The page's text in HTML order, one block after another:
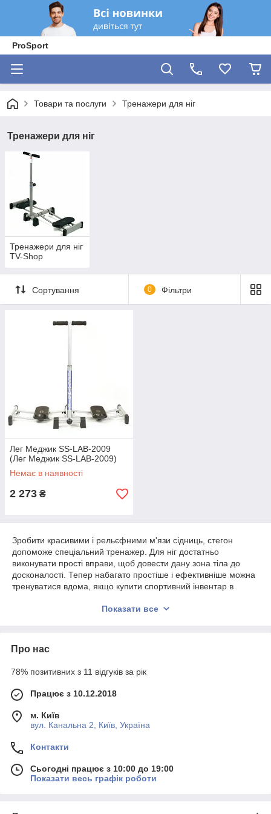
ProSport
Товари та послуги Тренажери для ніг
Тренажери для ніг
Тренажери для ніг
TV-Shop
Сортування 0 Фільтри
Лег Меджик SS-LAB-2009
(Лег Меджик SS-LAB-2009)
Немає в наявності
2 273 ₴
Зробити красивими і рельєфними м'язи сідниць, стегон
допоможе спеціальний тренажер. Для ніг достатньо
виконувати прості вправи, щоб довести дану зона тіла до
досконалості. Тепер набагато простіше і ефективніше можна
тренуватися вдома, якщо купити спортивний інвентар в
Домашні тренажери для ніг володіють компактними
Тренажери для ніг і сідниць допоможуть замінити походи в
занять вдома.
Домашні тренажери для ніг і їх
особливості
Конструкція домашніх тренажерів для ніг сприяє
потрібно робити прості рухи, не вигадуючи складні комплекси
можна назвати:
Показати все
Про нас
78% позитивних з 11 відгуків за рік
Працює з 10.12.2018
м. Київ
вул. Канальна 2, Київ, Україна
Контакти
Сьогодні працює з 10:00 до 19:00
Показати весь графік роботи